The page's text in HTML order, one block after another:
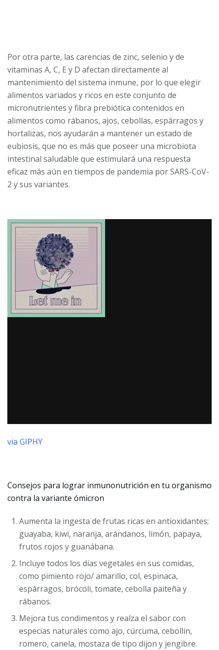
Por otra parte, las carencias de zinc, selenio y de
vitaminas A, C, E y D afectan directamente al
mantenimiento del sistema inmune, por lo que elegir
alimentos variados y ricos en este conjunto de
micronutrientes y fibra prebiótica contenidos en
alimentos como rábanos, ajos, cebollas, espárragos y
hortalizas, nos ayudarán a mantener un estado de
eubiosis, que no es más que poseer una microbiota
intestinal saludable que estimulará una respuesta
eficaz más aún en tiempos de pandemia por SARS-CoV-
2 y sus variantes.
via GIPHY
Consejos para lograr inmunonutrición en tu organismo
contra la variante ómicron
Aumenta la ingesta de frutas ricas en antioxidantes;
guayaba, kiwi, naranja, arándanos, limón, papaya,
frutos rojos y guanábana.
Incluye todos los días vegetales en sus comidas,
como pimiento rojo/ amarillo, col, espinaca,
espárragos, brócoli, tomate, cebolla paiteña y
rábanos.
Mejora tus condimentos y realza el sabor con
especias naturales como ajo, cúrcuma, cebollín,
romero, canela, mostaza de tipo dijon y jengibre.